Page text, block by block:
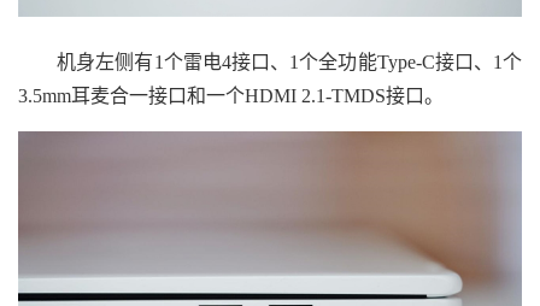
机身左侧有1个雷电4接口、1个全功能Type-C接口、1个
3.5mm耳麦合一接口和一个HDMI 2.1-TMDS接口。